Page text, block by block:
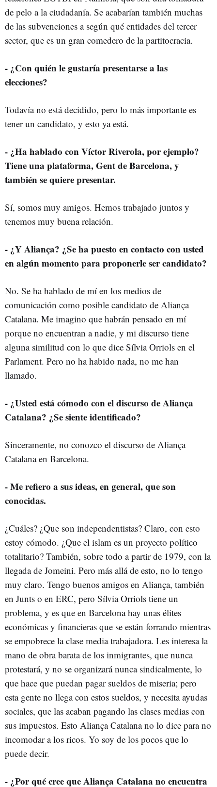
de pelo a la ciudadanía. Se acabarían también muchas
de las subvenciones a según qué entidades del tercer
sector, que es un gran comedero de la partitocracia.
- ¿Con quién le gustaría presentarse a las
elecciones?
Todavía no está decidido, pero lo más importante es
tener un candidato, y esto ya está.
- ¿Ha hablado con Víctor Riverola, por ejemplo?
Tiene una plataforma, Gent de Barcelona, y
también se quiere presentar.
Sí, somos muy amigos. Hemos trabajado juntos y
tenemos muy buena relación.
- ¿Y Aliança? ¿Se ha puesto en contacto con usted
en algún momento para proponerle ser candidato?
No. Se ha hablado de mí en los medios de
comunicación como posible candidato de Aliança
Catalana. Me imagino que habrán pensado en mí
porque no encuentran a nadie, y mi discurso tiene
alguna similitud con lo que dice Sílvia Orriols en el
Parlament. Pero no ha habido nada, no me han
llamado.
- ¿Usted está cómodo con el discurso de Aliança
Catalana? ¿Se siente identificado?
Sinceramente, no conozco el discurso de Aliança
Catalana en Barcelona.
- Me refiero a sus ideas, en general, que son
conocidas.
¿Cuáles? ¿Que son independentistas? Claro, con esto
estoy cómodo. ¿Que el islam es un proyecto político
totalitario? También, sobre todo a partir de 1979, con la
llegada de Jomeini. Pero más allá de esto, no lo tengo
muy claro. Tengo buenos amigos en Aliança, también
en Junts o en ERC, pero Sílvia Orriols tiene un
problema, y es que en Barcelona hay unas élites
económicas y financieras que se están forrando mientras
se empobrece la clase media trabajadora. Les interesa la
mano de obra barata de los inmigrantes, que nunca
protestará, y no se organizará nunca sindicalmente, lo
que hace que puedan pagar sueldos de miseria; pero
esta gente no llega con estos sueldos, y necesita ayudas
sociales, que las acaban pagando las clases medias con
sus impuestos. Esto Aliança Catalana no lo dice para no
incomodar a los ricos. Yo soy de los pocos que lo
puede decir.
- ¿Por qué cree que Aliança Catalana no encuentra